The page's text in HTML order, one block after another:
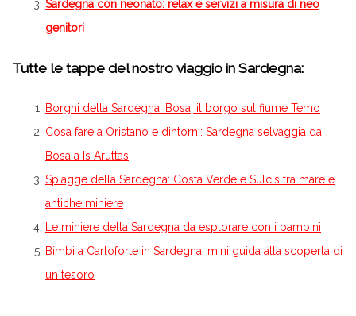
Sardegna con neonato: relax e servizi a misura di neo
genitori
Tutte le tappe del nostro viaggio in Sardegna:
Borghi della Sardegna: Bosa, il borgo sul fiume Temo
Cosa fare a Oristano e dintorni: Sardegna selvaggia da
Bosa a Is Aruttas
Spiagge della Sardegna: Costa Verde e Sulcis tra mare e
antiche miniere
Le miniere della Sardegna da esplorare con i bambini
Bimbi a Carloforte in Sardegna: mini guida alla scoperta di
un tesoro